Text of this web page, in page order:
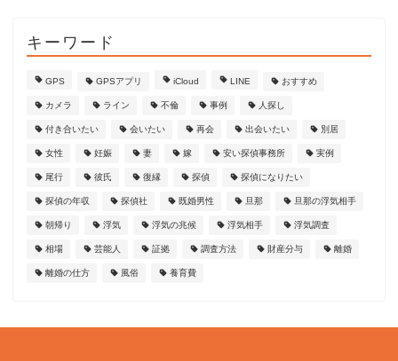
キーワード
GPS GPSアプリ iCloud LINE おすすめ
カメラ ライン 不倫 事例 人探し
付き合いたい 会いたい 再会 出会いたい 別居
女性 妊娠 妻 嫁 安い探偵事務所 実例
尾行 彼氏 復縁 探偵 探偵になりたい
探偵の年収 探偵社 既婚男性 旦那 旦那の浮気相手
朝帰り 浮気 浮気の兆候 浮気相手 浮気調査
相場 芸能人 証拠 調査方法 財産分与 離婚
離婚の仕方 風俗 養育費